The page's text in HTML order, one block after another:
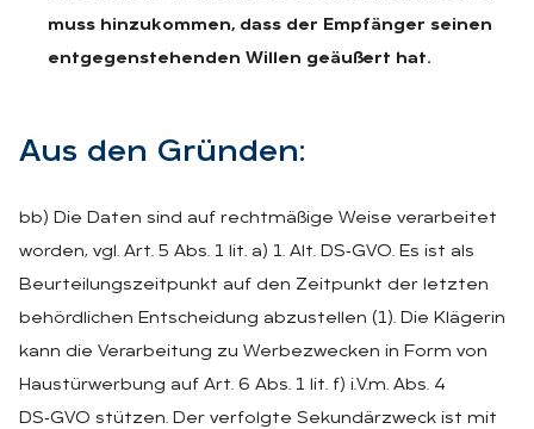
muss hinzukommen, dass der Empfänger seinen
entgegenstehenden Willen geäußert hat.
Aus den Grün­den:
bb) Die Daten sind auf rechtmäßige Weise verarbeitet
worden, vgl. Art. 5 Abs. 1 lit. a) 1. Alt. DS‑GVO. Es ist als
Beurteilungszeitpunkt auf den Zeitpunkt der letzten
behördlichen Entscheidung abzustellen (1). Die Klägerin
kann die Verarbeitung zu Werbezwecken in Form von
Haustürwerbung auf Art. 6 Abs. 1 lit. f) i.V.m. Abs. 4
DS‑GVO stützen. Der verfolgte Sekundärzweck ist mit